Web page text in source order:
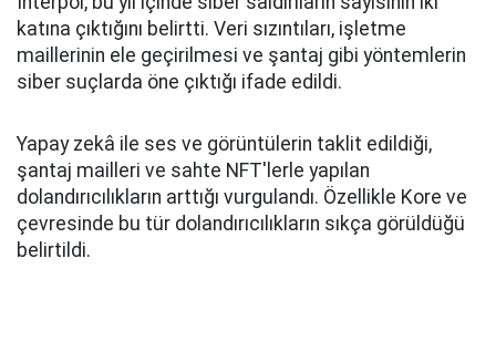
katına çıktığını belirtti. Veri sızıntıları, işletme
maillerinin ele geçirilmesi ve şantaj gibi yöntemlerin
siber suçlarda öne çıktığı ifade edildi.
Yapay zekâ ile ses ve görüntülerin taklit edildiği,
şantaj mailleri ve sahte NFT'lerle yapılan
dolandırıcılıkların arttığı vurgulandı. Özellikle Kore ve
çevresinde bu tür dolandırıcılıkların sıkça görüldüğü
belirtildi.